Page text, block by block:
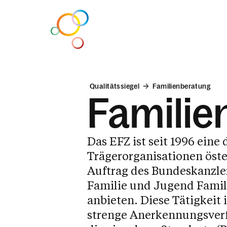
Beziehung.Familie
Paarberatung
Familienberatung
Sexualberatung
Sexual.Pädagogik
Schulworkshops
Firmvorbereitung
Herd, Rock & Rollen
Ehe.Vorbereitung
Beziehungstage
Lehrgang
Beziehungscoach
Kinder.Begleitung
Gigagampfa
Einzelbegleitung
Erziehungsberatung
Qualitätssiegel Familienberatung
Das EFZ ist seit 1996
Trägerorganisationen
Auftrag des
Familie und Jugend
anbieten. Diese Tätigkeit
strenge